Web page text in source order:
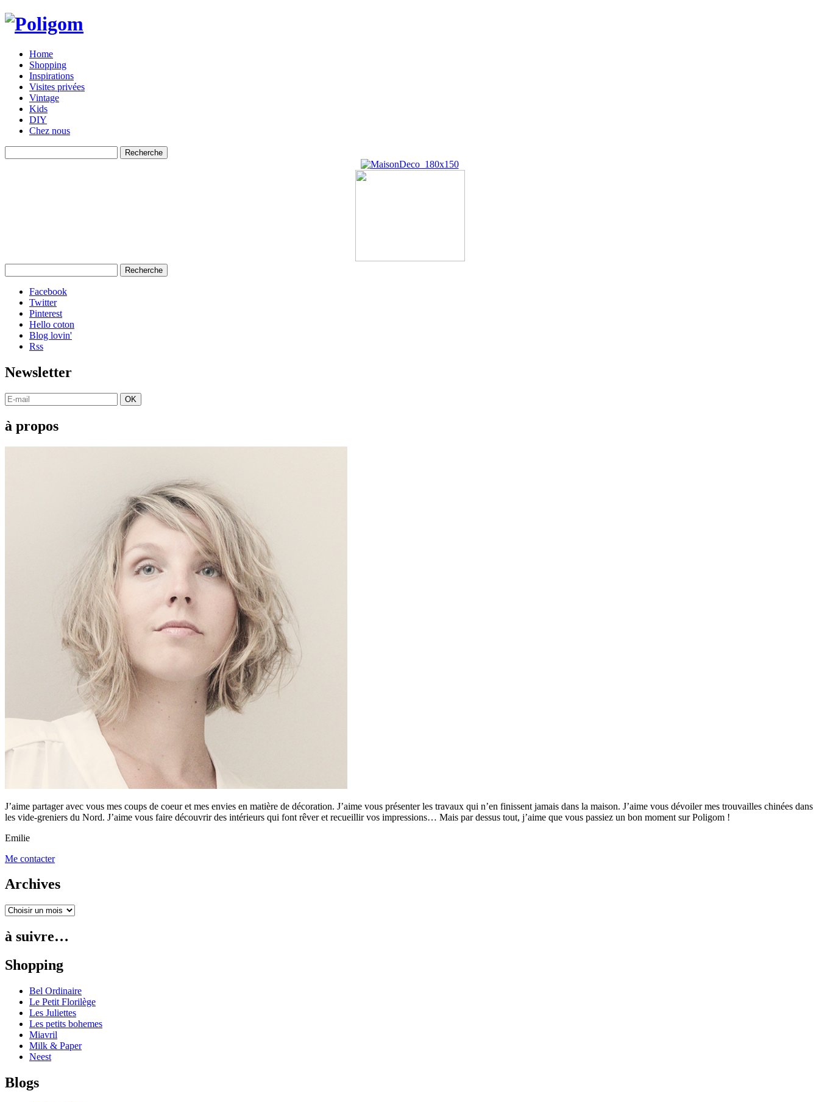
Home
Shopping
Inspirations
Visites privées
Vintage
Kids
DIY
Chez nous
Facebook
Twitter
Pinterest
Hello coton
Blog lovin'
Rss
Newsletter
OK
à propos
J’aime partager avec vous mes coups de coeur et mes envies en matière de décoration. J’aime vous présenter les travaux qui n’en finissent jamais dans la maison. J’aime vous dévoiler mes trouvailles chinées dans
les vide-greniers du Nord. J’aime vous faire découvrir des intérieurs qui font rêver et recueillir vos impressions… Mais par dessus tout, j’aime que vous passiez un bon moment sur Poligom !
Emilie
Me contacter
Archives
à suivre…
Shopping
Bel Ordinaire
Le Petit Florilège
Les Juliettes
Les petits bohemes
Miavril
Milk & Paper
Neest
Blogs